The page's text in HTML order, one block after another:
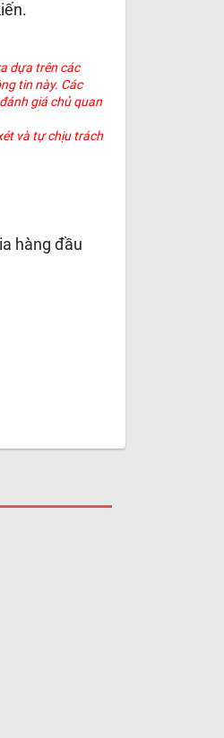
dựa trên các
tin này. Các
giá chủ quan
và tự chịu trách
hàng đầu